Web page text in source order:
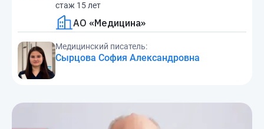
стаж 15 лет
АО «Медицина»
Медицинский писатель:
Сырцова София Александровна